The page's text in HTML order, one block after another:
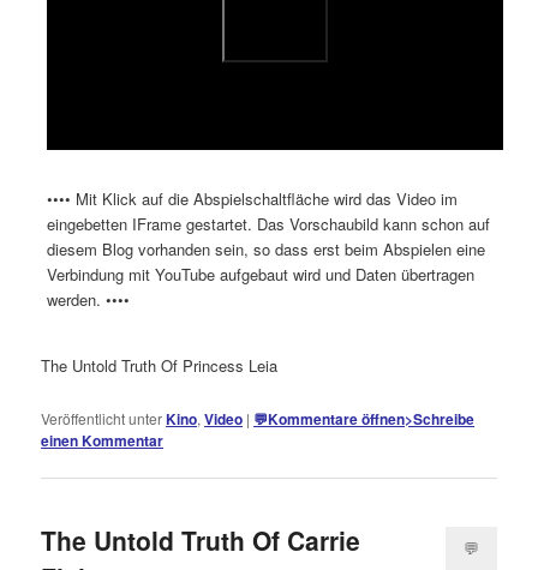
•••• Mit Klick auf die Abspielschaltfläche wird das Video im
eingebetten IFrame gestartet. Das Vorschaubild kann schon auf
diesem Blog vorhanden sein, so dass erst beim Abspielen eine
Verbindung mit YouTube aufgebaut wird und Daten übertragen
werden. ••••
The Untold Truth Of Princess Leia
Veröffentlicht unterKino,Video | 💬Kommentare öffnen>Schreibe
einen Kommentar
The Untold Truth Of Carrie
💬